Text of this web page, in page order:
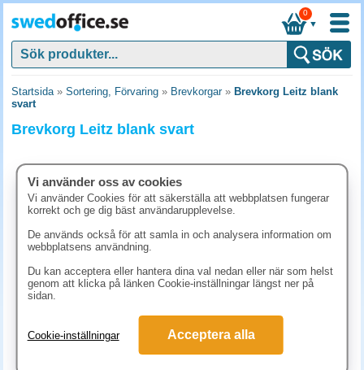
▼
0
Startsida» Sortering, Förvaring » Brevkorgar» Brevkorg Leitz blank
svart
Brevkorg Leitz blank svart
158.80 kr (inkl. moms)
Vi använder oss av cookies
Vi använder Cookies för att säkerställa att webbplatsen fungerar
korrekt och ge dig bäst användarupplevelse.
De används också för att samla in och analysera information om
webbplatsens användning.
Du kan acceptera eller hantera dina val nedan eller när som helst
genom att klicka på länken Cookie-inställningar längst ner på
sidan.
Cookie-inställningar Acceptera alla